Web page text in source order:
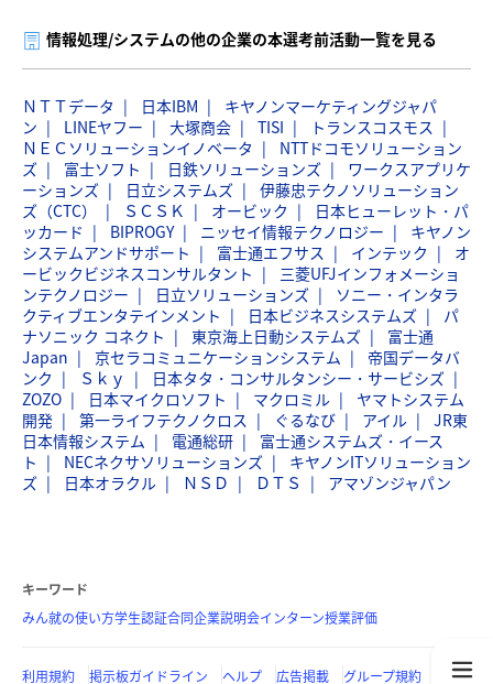
情報処理/システムの他の企業の本選考前活動一覧を見る
ＮＴＴデータ 日本IBM
キヤノンマーケティングジャパ
ン
LINEヤフー 大塚商会 TISI
トランスコスモス
ＮＥＣソリューションイノベータ
NTTドコモソリューション
ズ
富士ソフト 日鉄ソリューションズ
ワークスアプリケ
ーションズ
日立システムズ
伊藤忠テクノソリューション
ズ（CTC）
ＳＣＳＫ オービック
日本ヒューレット・パ
ッカード
BIPROGY ニッセイ情報テクノロジー
キヤノン
システムアンドサポート
富士通エフサス インテック
オ
ービックビジネスコンサルタント
三菱UFJインフォメーショ
ンテクノロジー
日立ソリューションズ
ソニー・インタラ
クティブエンタテインメント
日本ビジネスシステムズ
パ
ナソニック コネクト
東京海上日動システムズ
富士通
Japan
京セラコミュニケーションシステム
帝国データバ
ンク
Ｓｋｙ
日本タタ・コンサルタンシー・サービシズ
ZOZO
日本マイクロソフト マクロミル
ヤマトシステム
開発
第一ライフテクノクロス ぐるなび アイル
JR東
日本情報システム
電通総研
富士通システムズ・イース
ト
NECネクサソリューションズ
キヤノンITソリューション
ズ
日本オラクル ＮＳＤ ＤＴＳ アマゾンジャパン
キーワード
みん就の使い方学生認証合同企業説明会インターン授業評価
利用規約 掲示板ガイドライン ヘルプ 広告掲載 グループ規約